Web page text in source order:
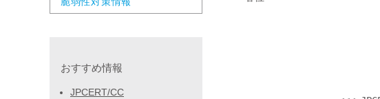
おすすめ情報
JPCERT/CC